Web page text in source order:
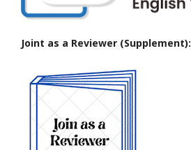
Joint as a Reviewer (Supplement):